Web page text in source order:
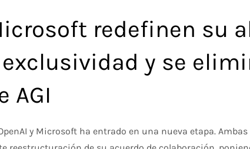
redefinen su
y se
AGI
y Microsoft ha entrado en una nueva etapa.